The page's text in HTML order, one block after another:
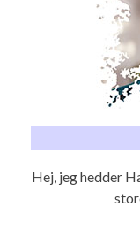
Hej, jeg hedder